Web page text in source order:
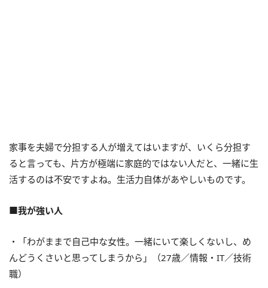
家事を夫婦で分担する人が増えてはいますが、いくら分担す
ると言っても、片方が極端に家庭的ではない人だと、一緒に生
活するのは不安ですよね。生活力自体があやしいものです。
■我が強い人
・「わがままで自己中な女性。一緒にいて楽しくないし、め
んどうくさいと思ってしまうから」（27歳／情報・IT／技術
職）